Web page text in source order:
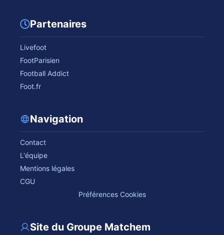
Partenaires
Livefoot
FootParisien
Football Addict
Foot.fr
Navigation
Contact
L'équipe
Mentions légales
CGU
Préférences Cookies
Site du Groupe Matchem